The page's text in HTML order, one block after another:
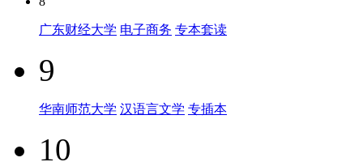
广东财经大学 电子商务 专本套读
9
华南师范大学 汉语言文学 专插本
10